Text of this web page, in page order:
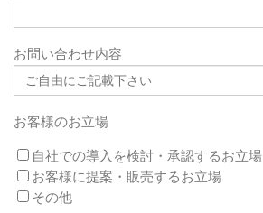
お問い合わせ内容
お客様のお立場
自社での導入を検討・承認するお立場
お客様に提案・販売するお立場
その他